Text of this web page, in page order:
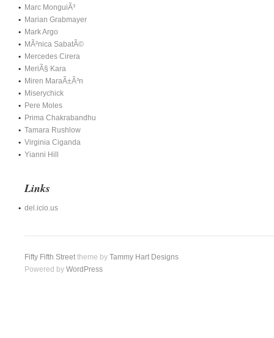
Marc MonguiÃ³
Marian Grabmayer
Mark Argo
MÃ²nica SabatÃ©
Mercedes Cirera
MeriÃ§ Kara
Miren MaraÃ±Ã³n
Miserychick
Pere Moles
Prima Chakrabandhu
Tamara Rushlow
Virginia Ciganda
Yianni Hill
Links
del.icio.us
Fifty Fifth Street theme by Tammy Hart Designs
Powered by WordPress